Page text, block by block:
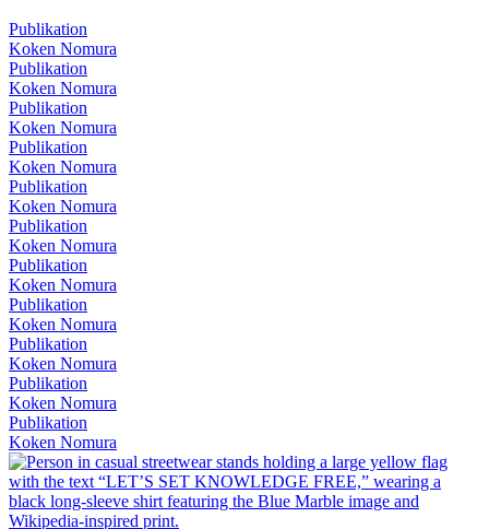
Publikation
Koken Nomura
Publikation
Koken Nomura
Publikation
Koken Nomura
Publikation
Koken Nomura
Publikation
Koken Nomura
Publikation
Koken Nomura
Publikation
Koken Nomura
Publikation
Koken Nomura
Publikation
Koken Nomura
Publikation
Koken Nomura
Publikation
Koken Nomura